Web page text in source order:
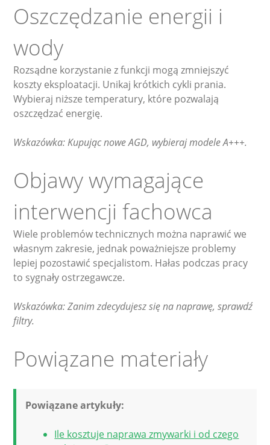
Oszczędzanie energii i
wody
Rozsądne korzystanie z funkcji mogą zmniejszyć
koszty eksploatacji. Unikaj krótkich cykli prania.
Wybieraj niższe temperatury, które pozwalają
oszczędzać energię.
Wskazówka: Kupując nowe AGD, wybieraj modele A+++.
Objawy wymagające
interwencji fachowca
Wiele problemów technicznych można naprawić we
własnym zakresie, jednak poważniejsze problemy
lepiej pozostawić specjalistom. Hałas podczas pracy
to sygnały ostrzegawcze.
Wskazówka: Zanim zdecydujesz się na naprawę, sprawdź
filtry.
Powiązane materiały
Powiązane artykuły:
Ile kosztuje naprawa zmywarki i od czego